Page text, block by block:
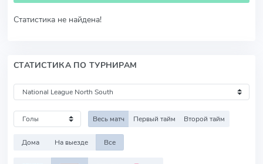
Статистика не найдена!
СТАТИСТИКА ПО ТУРНИРАМ
Весь матч Первый тайм Второй тайм
Дома На выезде Все